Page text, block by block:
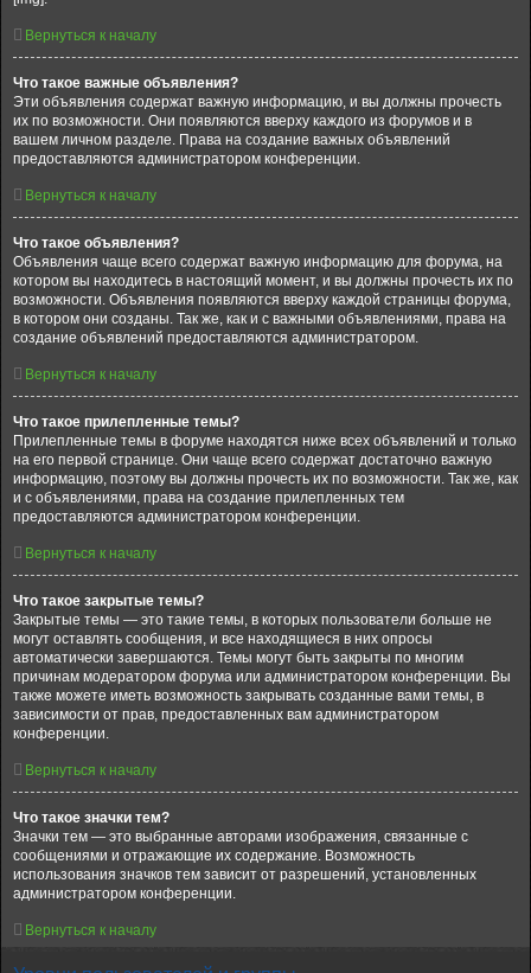
Вернуться к началу
Что такое важные объявления?
Эти объявления содержат важную информацию, и вы должны прочесть
их по возможности. Они появляются вверху каждого из форумов и в
вашем личном разделе. Права на создание важных объявлений
предоставляются администратором конференции.
Вернуться к началу
Что такое объявления?
Объявления чаще всего содержат важную информацию для форума, на
котором вы находитесь в настоящий момент, и вы должны прочесть их по
возможности. Объявления появляются вверху каждой страницы форума,
в котором они созданы. Так же, как и с важными объявлениями, права на
создание объявлений предоставляются администратором.
Вернуться к началу
Что такое прилепленные темы?
Прилепленные темы в форуме находятся ниже всех объявлений и только
на его первой странице. Они чаще всего содержат достаточно важную
информацию, поэтому вы должны прочесть их по возможности. Так же, как
и с объявлениями, права на создание прилепленных тем
предоставляются администратором конференции.
Вернуться к началу
Что такое закрытые темы?
Закрытые темы — это такие темы, в которых пользователи больше не
могут оставлять сообщения, и все находящиеся в них опросы
автоматически завершаются. Темы могут быть закрыты по многим
причинам модератором форума или администратором конференции. Вы
также можете иметь возможность закрывать созданные вами темы, в
зависимости от прав, предоставленных вам администратором
конференции.
Вернуться к началу
Что такое значки тем?
Значки тем — это выбранные авторами изображения, связанные с
сообщениями и отражающие их содержание. Возможность
использования значков тем зависит от разрешений, установленных
администратором конференции.
Вернуться к началу